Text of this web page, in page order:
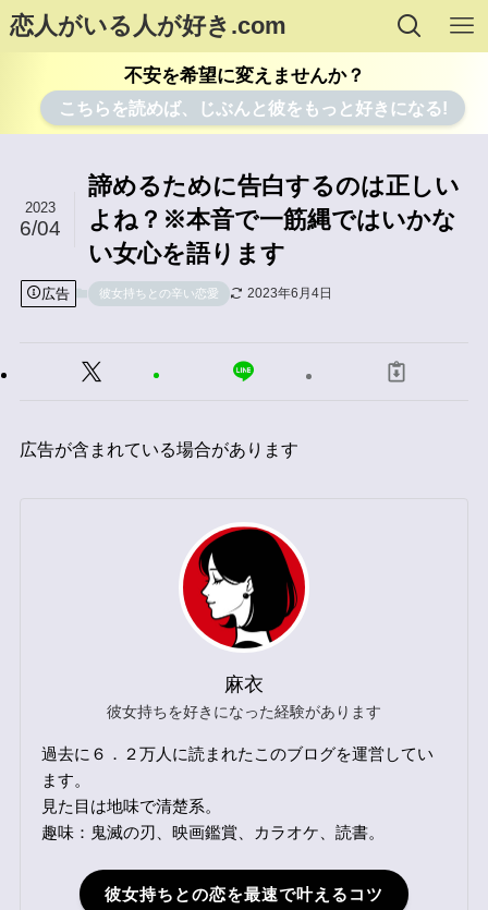
恋人がいる人が好き.com
不安を希望に変えませんか？
こちらを読めば、じぶんと彼をもっと好きになる!
諦めるために告白するのは正しい
よね？※本音で一筋縄ではいかな
い女心を語ります
2023
6/04
広告 彼女持ちとの辛い恋愛 2023年6月4日
広告が含まれている場合があります
麻衣
彼女持ちを好きになった経験があります
過去に６．２万人に読まれたこのブログを運営してい
ます。
見た目は地味で清楚系。
趣味：鬼滅の刃、映画鑑賞、カラオケ、読書。
彼女持ちとの恋を最速で叶えるコツ